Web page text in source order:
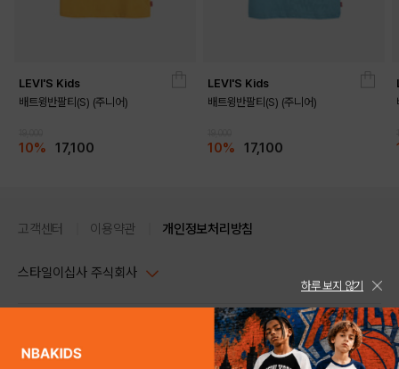
LEVI'S Kids
배트윙반팔티(S) (주니어)
10% 17,100
LEVI'S Kids
배트윙반팔티(S) (주니어)
10% 17,100
고객센터 이용약관 개인정보처리방침
스타일이십사 주식회사
주소 : 서울시 강남구 논현로 633, 6층 (논현동, 한세엠케이빌딩)
사업자등록번호 : 116-81-32499
스타일24 고객센터 1544-5336
하루 보지 않기